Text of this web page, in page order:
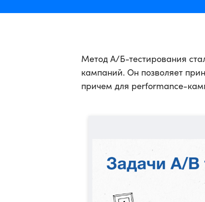
Метод А/Б-тестирования
кампаний. Он позволяет
причем для performance-